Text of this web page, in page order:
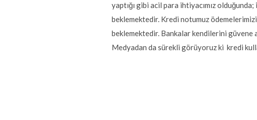
yaptığı gibi acil para ihtiyacımız
beklemektedir. Kredi notumuz
beklemektedir. Bankalar kendilerini güvene
Medyadan da sürekli görüyoruz ki kredi